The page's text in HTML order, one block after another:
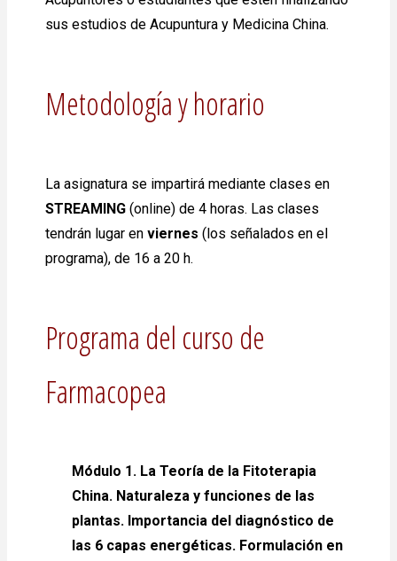
sus estudios de Acupuntura y Medicina China.
Metodología y horario
La asignatura se impartirá mediante clases en
STREAMING (online) de 4 horas. Las clases
tendrán lugar enviernes (los señalados en el
programa), de 16 a 20 h.
Programa del curso de
Farmacopea
Módulo 1. La Teoría de la Fitoterapia
China. Naturaleza y funciones de las
plantas. Importancia del diagnóstico de
las 6 capas energéticas. Formulación en